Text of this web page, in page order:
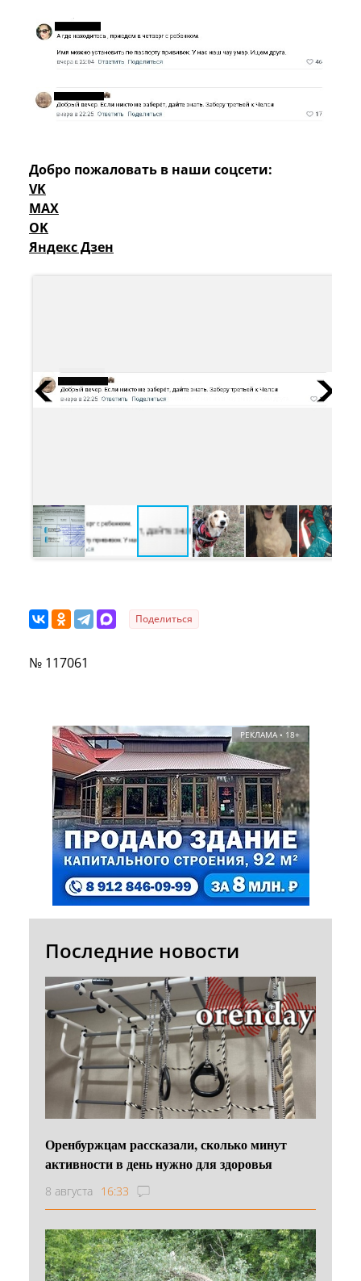
Добро пожаловать в наши соцсети:
VK
MAX
OK
Яндекс Дзен
Поделиться
№ 117061
РЕКЛАМА • 18+
Последние новости
Оренбуржцам рассказали, сколько минут
активности в день нужно для здоровья
8 августа 16:33